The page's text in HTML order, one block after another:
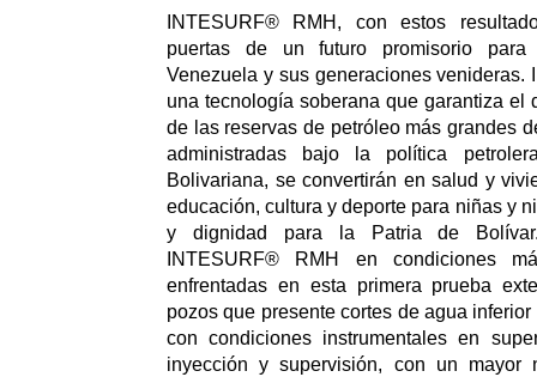
INTESURF® RMH, con estos
puertas de un futuro promisorio
Venezuela y sus generaciones
una tecnología soberana que garantiza el
de las reservas de petróleo más grandes
administradas bajo la política
Bolivariana, se convertirán en salud y
educación, cultura y deporte para niñas y
y dignidad para la Patria de
INTESURF® RMH en condiciones
enfrentadas en esta primera prueba
pozos que presente cortes de agua
con condiciones instrumentales en
inyección y supervisión, con un mayor